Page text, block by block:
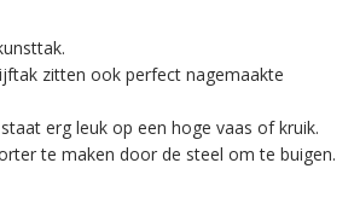
zitten ook perfect nagemaakte
erg leuk op een hoge vaas of kruik.
te maken door de steel om te buigen.